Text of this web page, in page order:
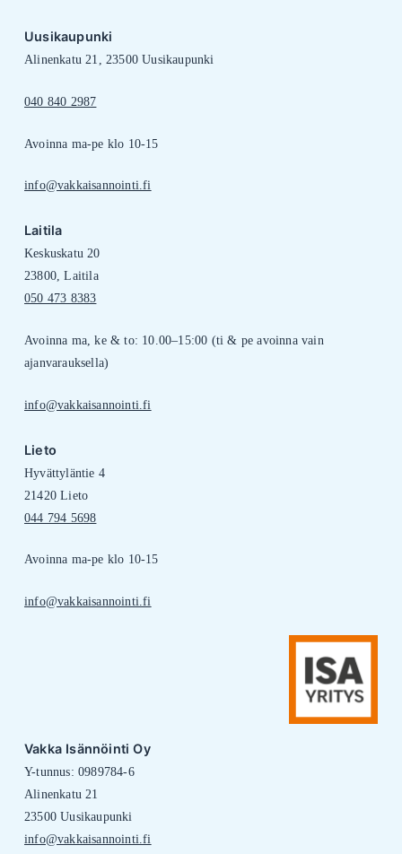
Uusikaupunki
Alinenkatu 21, 23500 Uusikaupunki
040 840 2987
Avoinna ma-pe klo 10-15
info@vakkaisannointi.fi
Laitila
Keskuskatu 20
23800, Laitila
050 473 8383
Avoinna ma, ke & to: 10.00–15:00 (ti & pe avoinna vain
ajanvarauksella)
info@vakkaisannointi.fi
Lieto
Hyvättyläntie 4
21420 Lieto
044 794 5698
Avoinna ma-pe klo 10-15
info@vakkaisannointi.fi
Vakka Isännöinti Oy
Y-tunnus: 0989784-6
Alinenkatu 21
23500 Uusikaupunki
info@vakkaisannointi.fi